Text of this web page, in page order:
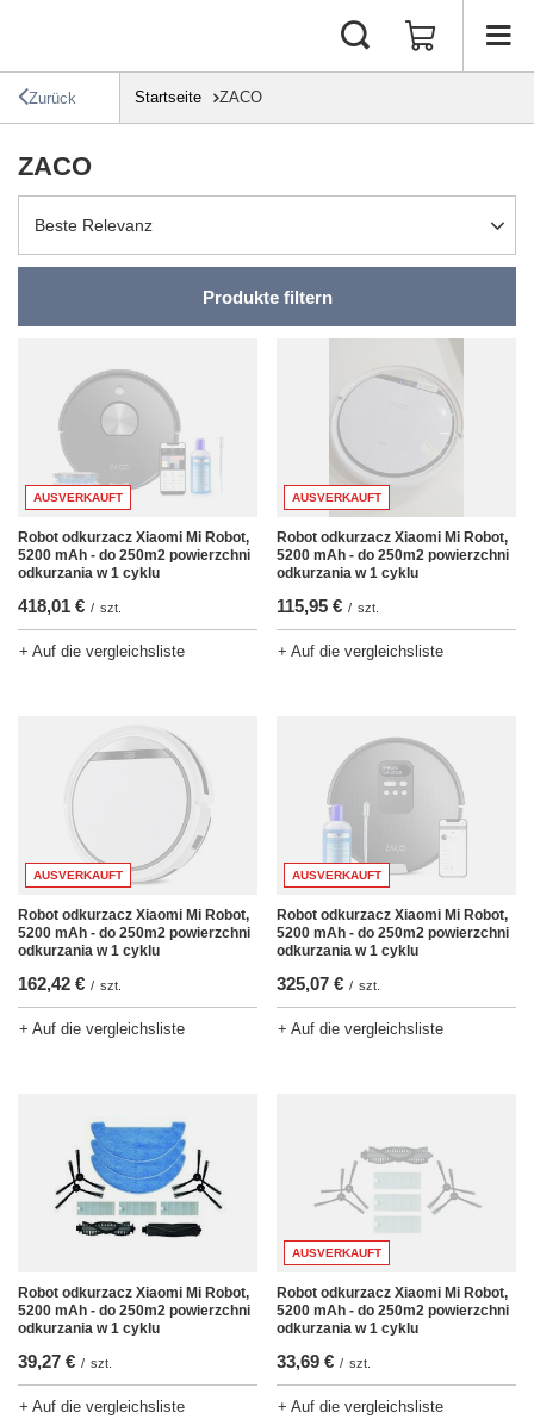
Zurück Startseite ZACO
ZACO
Sortierung ändern
Beste Relevanz
Produkte filtern
AUSVERKAUFT
Robot odkurzacz Xiaomi Mi Robot,
5200 mAh - do 250m2 powierzchni
odkurzania w 1 cyklu
418,01 € / szt.
+ Auf die vergleichsliste
AUSVERKAUFT
Robot odkurzacz Xiaomi Mi Robot,
5200 mAh - do 250m2 powierzchni
odkurzania w 1 cyklu
115,95 € / szt.
+ Auf die vergleichsliste
AUSVERKAUFT
Robot odkurzacz Xiaomi Mi Robot,
5200 mAh - do 250m2 powierzchni
odkurzania w 1 cyklu
162,42 € / szt.
+ Auf die vergleichsliste
AUSVERKAUFT
Robot odkurzacz Xiaomi Mi Robot,
5200 mAh - do 250m2 powierzchni
odkurzania w 1 cyklu
325,07 € / szt.
+ Auf die vergleichsliste
Robot odkurzacz Xiaomi Mi Robot,
5200 mAh - do 250m2 powierzchni
odkurzania w 1 cyklu
39,27 € / szt.
+ Auf die vergleichsliste
AUSVERKAUFT
Robot odkurzacz Xiaomi Mi Robot,
5200 mAh - do 250m2 powierzchni
odkurzania w 1 cyklu
33,69 € / szt.
+ Auf die vergleichsliste